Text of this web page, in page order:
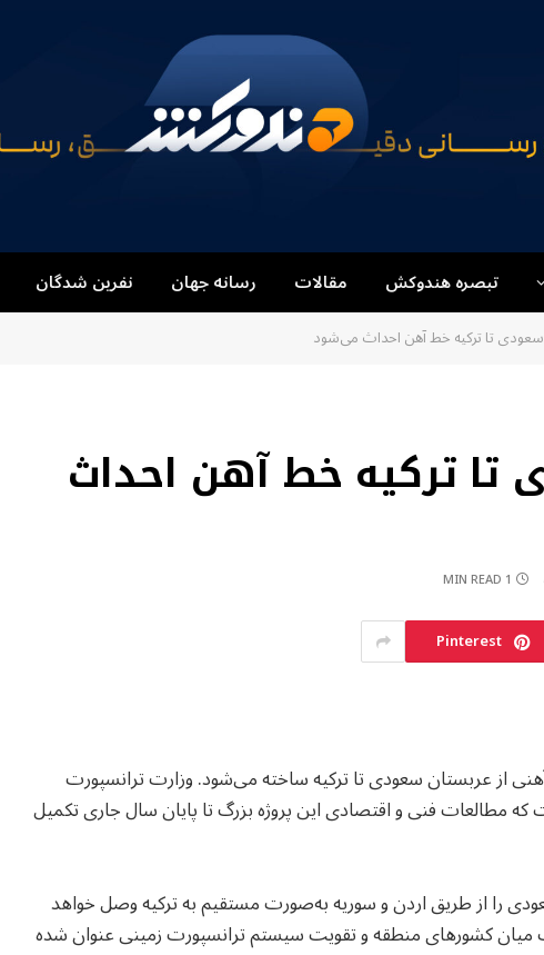
تبصره هندوکش مقالات رسانه جهان نفرین شدگان
سعودی تا ترکیه خط آهن احداث می‌شود
تا ترکیه خط آهن احداث
1 MIN READ
Pinterest
از عربستان سعودی تا ترکیه ساخته می‌شود. وزارت ترانسپورت
مطالعات فنی و اقتصادی این پروژه بزرگ تا پایان سال جاری تکمیل
را از طریق اردن و سوریه به‌صورت مستقیم به ترکیه وصل خواهد
کشورهای منطقه و تقویت سیستم ترانسپورت زمینی عنوان شده